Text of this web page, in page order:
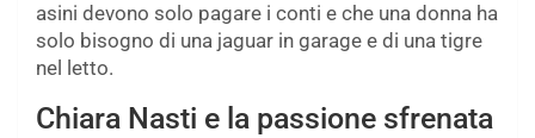
asini devono solo pagare i conti e che una donna ha
solo bisogno di una jaguar in garage e di una tigre
nel letto.
Chiara Nasti e la passione sfrenata